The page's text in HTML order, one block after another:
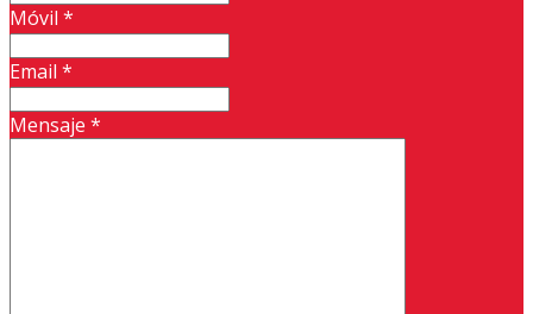
Móvil *
Email *
Mensaje *